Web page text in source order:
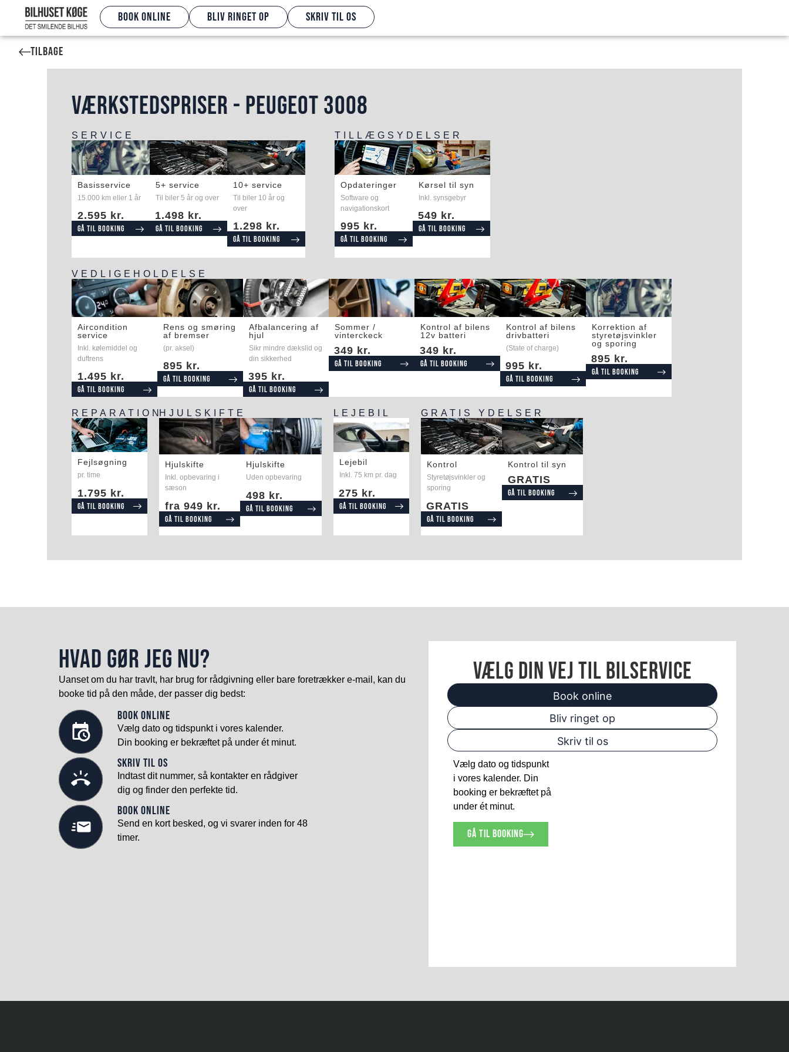
Book online Bliv ringet op Skriv til os
Tilbage
VÆRKSTEDSPRISER - PEUGEOT 3008
SERVICE
Basisservice
15.000 km eller 1 år
2.595 kr.
Gå til booking
5+ service
Til biler 5 år og over
1.498 kr.
Gå til booking
10+ service
Til biler 10 år og
over
1.298 kr.
Gå til booking
TILLÆGSYDELSER
Opdateringer
Software og
navigationskort
995 kr.
Gå til booking
Kørsel til syn
Inkl. synsgebyr
549 kr.
Gå til booking
VEDLIGEHOLDELSE​
Aircondition
service
Inkl. kølemiddel og
duftrens
1.495 kr.
Gå til booking
Rens og smøring
af bremser
(pr. aksel)
895 kr.
Gå til booking
Afbalancering af
hjul
Sikr mindre dækslid og
din sikkerhed
395 kr.
Gå til booking
Sommer /
vinterckeck
349 kr.
Gå til booking
Kontrol af bilens
12v batteri
349 kr.
Gå til booking
Kontrol af bilens
drivbatteri
(State of charge)
995 kr.
Gå til booking
Korrektion af
styretøjsvinkler
og sporing
895 kr.
Gå til booking
REPARATION
Fejlsøgning
pr. time
1.795 kr.
Gå til booking
HJULSKIFTE
Hjulskifte
Inkl. opbevaring i
sæson
fra 949 kr.
Gå til booking
Hjulskifte
Uden opbevaring
498 kr.
Gå til booking
LEJEBIL
Lejebil
Inkl. 75 km pr. dag
275 kr.
Gå til booking
GRATIS YDELSER
Kontrol
Styretøjsvinkler og
sporing
GRATIS
Gå til booking
Kontrol til syn
GRATIS
Gå til booking
HVAD GØR JEG NU?
Uanset om du har travlt, har brug for rådgivning eller bare foretrækker e-mail, kan du
booke tid på den måde, der passer dig bedst:
Book online
Vælg dato og tidspunkt i vores kalender.
Din booking er bekræftet på under ét minut.
Skriv til os
Indtast dit nummer, så kontakter en rådgiver
dig og finder den perfekte tid.
Book online
Send en kort besked, og vi svarer inden for 48
timer.
vælg din vej til bilservice
Book online
Bliv ringet op
Skriv til os
Vælg dato og tidspunkt
i vores kalender. Din
booking er bekræftet på
under ét minut.
gå til booking